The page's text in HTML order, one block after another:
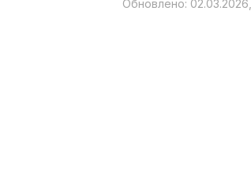
Обновлено: